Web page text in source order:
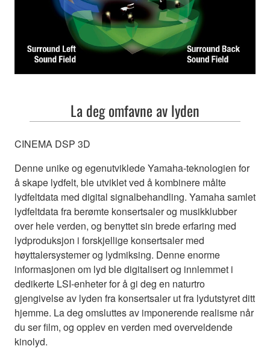
La deg omfavne av lyden
CINEMA DSP 3D
Denne unike og egenutviklede Yamaha-teknologien for
å skape lydfelt, ble utviklet ved å kombinere målte
lydfeltdata med digital signalbehandling. Yamaha samlet
lydfeltdata fra berømte konsertsaler og musikklubber
over hele verden, og benyttet sin brede erfaring med
lydproduksjon i forskjellige konsertsaler med
høyttalersystemer og lydmiksing. Denne enorme
informasjonen om lyd ble digitalisert og innlemmet i
dedikerte LSI-enheter for å gi deg en naturtro
gjengivelse av lyden fra konsertsaler ut fra lydutstyret ditt
hjemme. La deg omsluttes av imponerende realisme når
du ser film, og opplev en verden med overveldende
kinolyd.